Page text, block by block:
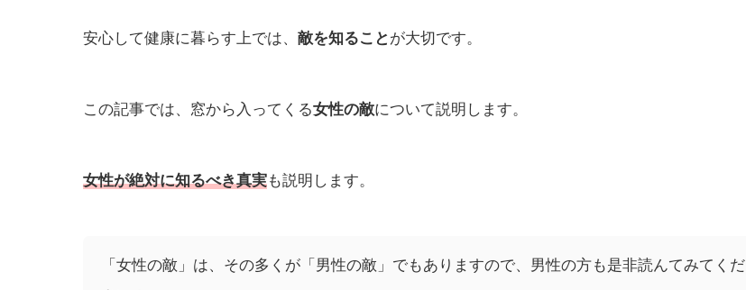
安心して健康に暮らす上では、 敵を知ること が大切です。
この記事では、窓から入ってくる女性の敵について説明します。
女性が絶対に知るべき真実も説明します。
「女性の敵」は、その多くが「男性の敵」でもありますので、男性の方も是非読んてみてくだ